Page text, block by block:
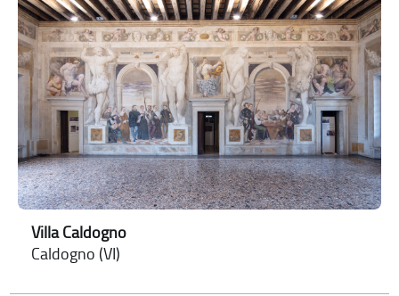
Villa Caldogno
Caldogno (VI)